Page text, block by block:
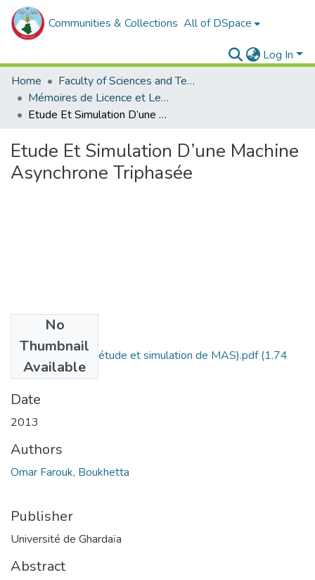
Communities & Collections All of DSpace
Log In
Home
Faculty of Sciences and Technology
Mémoires de Licence et Les rapports de stage
Etude Et Simulation D’une Machine Asynchrone Triphasée
Etude Et Simulation D’une Machine
Asynchrone Triphasée
No
Thumbnail
Available
projet fin d'étude(étude et simulation de MAS).pdf(1.74
MB)
Date
2013
Authors
Omar Farouk, Boukhetta
Publisher
Université de Ghardaïa
Abstract